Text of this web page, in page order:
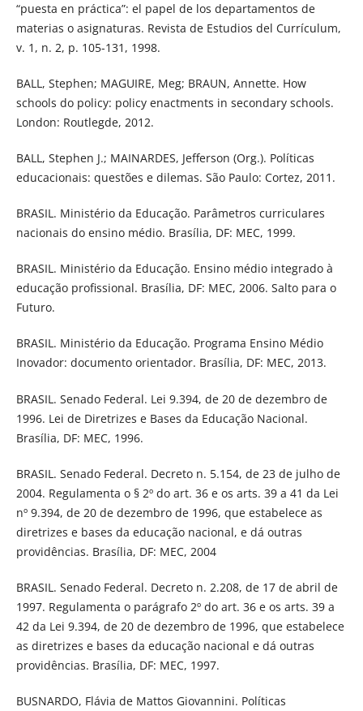
“puesta en práctica”: el papel de los departamentos de
materias o asignaturas. Revista de Estudios del Currículum,
v. 1, n. 2, p. 105-131, 1998.
BALL, Stephen; MAGUIRE, Meg; BRAUN, Annette. How
schools do policy: policy enactments in secondary schools.
London: Routlegde, 2012.
BALL, Stephen J.; MAINARDES, Jefferson (Org.). Políticas
educacionais: questões e dilemas. São Paulo: Cortez, 2011.
BRASIL. Ministério da Educação. Parâmetros curriculares
nacionais do ensino médio. Brasília, DF: MEC, 1999.
BRASIL. Ministério da Educação. Ensino médio integrado à
educação proﬁssional. Brasília, DF: MEC, 2006. Salto para o
Futuro.
BRASIL. Ministério da Educação. Programa Ensino Médio
Inovador: documento orientador. Brasília, DF: MEC, 2013.
BRASIL. Senado Federal. Lei 9.394, de 20 de dezembro de
1996. Lei de Diretrizes e Bases da Educação Nacional.
Brasília, DF: MEC, 1996.
BRASIL. Senado Federal. Decreto n. 5.154, de 23 de julho de
2004. Regulamenta o § 2º do art. 36 e os arts. 39 a 41 da Lei
nº 9.394, de 20 de dezembro de 1996, que estabelece as
diretrizes e bases da educação nacional, e dá outras
providências. Brasília, DF: MEC, 2004
BRASIL. Senado Federal. Decreto n. 2.208, de 17 de abril de
1997. Regulamenta o parágrafo 2º do art. 36 e os arts. 39 a
42 da Lei 9.394, de 20 de dezembro de 1996, que estabelece
as diretrizes e bases da educação nacional e dá outras
providências. Brasília, DF: MEC, 1997.
BUSNARDO, Flávia de Mattos Giovannini. Políticas